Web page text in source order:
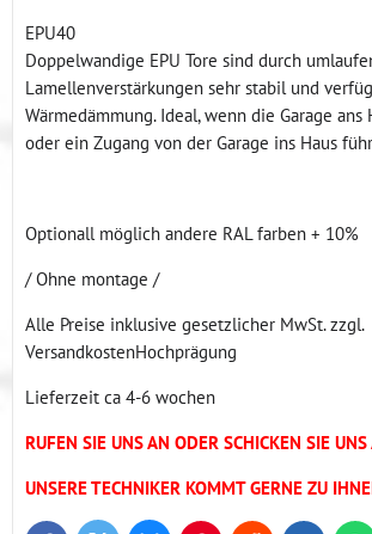
EPU40
Doppelwandige EPU Tore sind durch
Lamellenverstärkungen sehr stabil und
Wärmedämmung. Ideal, wenn die Garage ans
oder ein Zugang von der Garage ins Haus
Optionall möglich andere RAL farben + 10%
/ Ohne montage /
Alle Preise inklusive gesetzlicher MwSt. zzgl.
VersandkostenHochprägung
Lieferzeit ca 4-6 wochen
RUFEN SIE UNS AN ODER SCHICKEN SIE UNS
UNSERE TECHNIKER KOMMT GERNE ZU